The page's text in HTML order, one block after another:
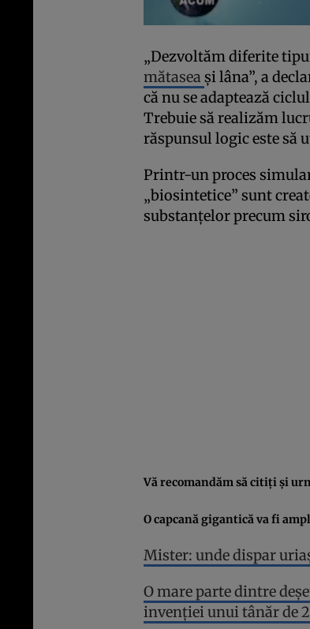
„Dezvoltăm diferite
mătasea şi lâna”, a
că nu se adaptează
Trebuie să realizăm
răspunsul logic este să
Printr-un proces
„biosintetice” sunt
substanţelor precum
Vă recomandăm să citiţi şi
O capcană gigantică va fi
Mister: unde dispar
O mare parte dintre
invenţiei unui tânăr de